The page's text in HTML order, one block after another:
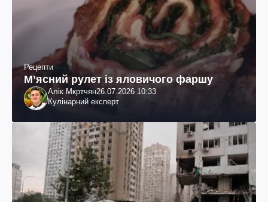
Рецепти
М’ясний рулет із яловичого фаршу
Алік Мкртчян26.07.2026 10:33
Кулінарний експерт